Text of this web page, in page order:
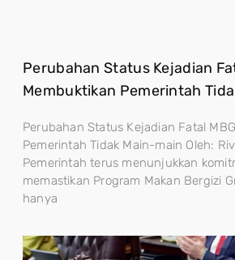
Perubahan Status Kejadian
Membuktikan Pemerintah
Perubahan Status Kejadian Fatal
Pemerintah Tidak Main-main Oleh:
Pemerintah terus menunjukkan
memastikan Program Makan Bergizi
hanya